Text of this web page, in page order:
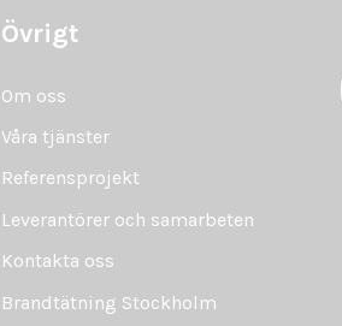
Övrigt
Om oss
Våra tjänster
Referensprojekt
Leverantörer och samarbeten
Kontakta oss
Brandtätning Stockholm